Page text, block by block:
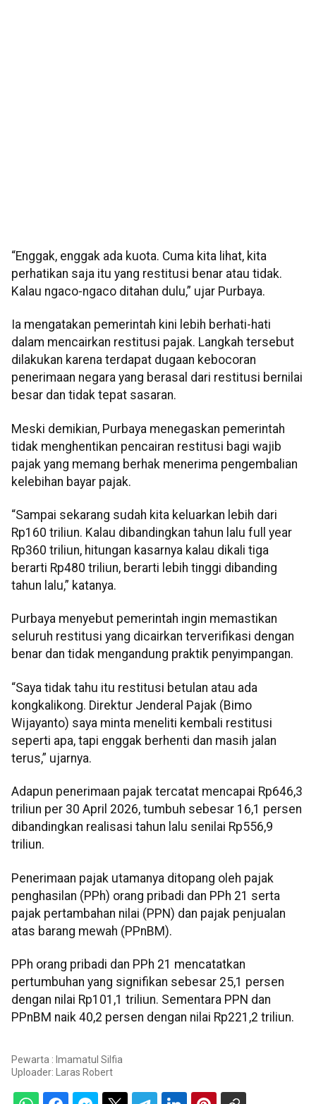
“Enggak, enggak ada kuota. Cuma kita lihat, kita
perhatikan saja itu yang restitusi benar atau tidak.
Kalau ngaco-ngaco ditahan dulu,” ujar Purbaya.
Ia mengatakan pemerintah kini lebih berhati-hati
dalam mencairkan restitusi pajak. Langkah tersebut
dilakukan karena terdapat dugaan kebocoran
penerimaan negara yang berasal dari restitusi bernilai
besar dan tidak tepat sasaran.
Meski demikian, Purbaya menegaskan pemerintah
tidak menghentikan pencairan restitusi bagi wajib
pajak yang memang berhak menerima pengembalian
kelebihan bayar pajak.
“Sampai sekarang sudah kita keluarkan lebih dari
Rp160 triliun. Kalau dibandingkan tahun lalu full year
Rp360 triliun, hitungan kasarnya kalau dikali tiga
berarti Rp480 triliun, berarti lebih tinggi dibanding
tahun lalu,” katanya.
Purbaya menyebut pemerintah ingin memastikan
seluruh restitusi yang dicairkan terverifikasi dengan
benar dan tidak mengandung praktik penyimpangan.
“Saya tidak tahu itu restitusi betulan atau ada
kongkalikong. Direktur Jenderal Pajak (Bimo
Wijayanto) saya minta meneliti kembali restitusi
seperti apa, tapi enggak berhenti dan masih jalan
terus,” ujarnya.
Adapun penerimaan pajak tercatat mencapai Rp646,3
triliun per 30 April 2026, tumbuh sebesar 16,1 persen
dibandingkan realisasi tahun lalu senilai Rp556,9
triliun.
Penerimaan pajak utamanya ditopang oleh pajak
penghasilan (PPh) orang pribadi dan PPh 21 serta
pajak pertambahan nilai (PPN) dan pajak penjualan
atas barang mewah (PPnBM).
PPh orang pribadi dan PPh 21 mencatatkan
pertumbuhan yang signifikan sebesar 25,1 persen
dengan nilai Rp101,1 triliun. Sementara PPN dan
PPnBM naik 40,2 persen dengan nilai Rp221,2 triliun.
Pewarta : Imamatul Silfia
Uploader: Laras Robert